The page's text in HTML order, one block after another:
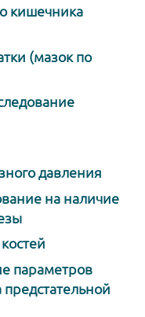
кишечника
(мазок по
давления
на наличие
параметров